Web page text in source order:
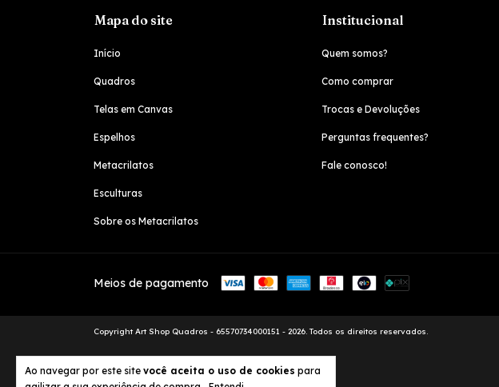
Ao navegar por este site você aceita o uso de cookies para
Mapa do site
Início
Quadros
Telas em Canvas
Espelhos
Metacrilatos
Esculturas
Sobre os Metacrilatos
Institucional
Quem somos?
Como comprar
Trocas e Devoluções
Perguntas frequentes?
Fale conosco!
Meios de pagamento
Copyright Art Shop Quadros - 65570734000151 - 2026. Todos os direitos reservados.